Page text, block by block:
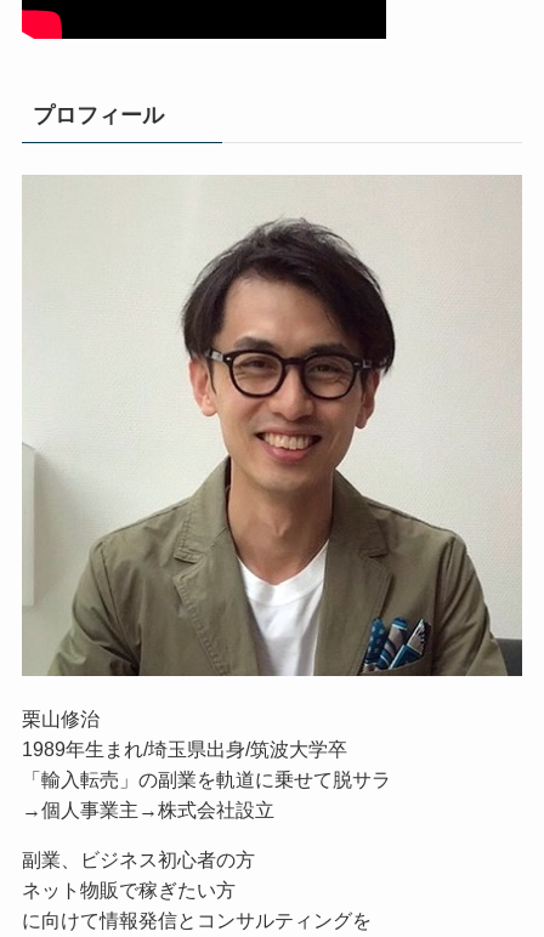
プロフィール
栗山修治
1989年生まれ/埼玉県出身/筑波大学卒
「輸入転売」の副業を軌道に乗せて脱サラ
→個人事業主→株式会社設立
副業、ビジネス初心者の方
ネット物販で稼ぎたい方
に向けて情報発信とコンサルティングを